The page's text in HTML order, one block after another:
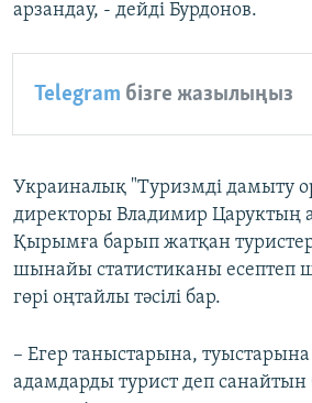
арзандау, - дейді Бурдонов.
Telegram бізге жазылыңыз
Украиналық "Туризмді дамыту
директоры Владимир Царуктың
Қырымға барып жатқан
шынайы статистиканы есептеп
гөрі оңтайлы тәсілі бар.
– Егер таныстарына,
адамдарды турист деп санайтын